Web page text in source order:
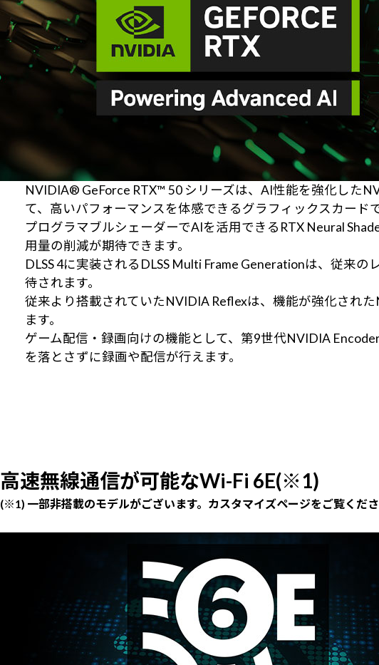
NVIDIA® GeForce RTX™ 50 シリーズは、AI性能を強化した
て、高いパフォーマンスを体感できるグラフィックスカードで
プログラマブルシェーダーでAIを活用できるRTX Neural
用量の削減が期待できます。
DLSS 4に実装されるDLSS Multi Frame Generationは、従来
待されます。
従来より搭載されていたNVIDIA Reflexは、機能が強化され
ます。
ゲーム配信・録画向けの機能として、第9世代NVIDIA
を落とさずに録画や配信が行えます。
高速無線通信が可能なWi-Fi 6E(※1)
(※1) 一部非搭載のモデルがございます。カスタマイズページをご覧くださ